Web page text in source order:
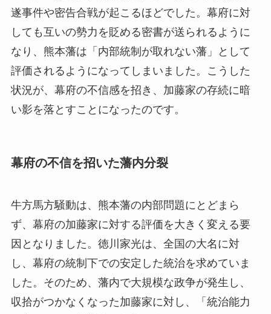
遂事件や密告合戦が起こるほどでした。幕府に対
しても互いの勢力を貶める密書が送られるように
なり、熊本藩は「内部統制が取れない藩」として
評価されるようになってしまいました。こうした
状況が、幕府の不信感を招き、加藤家の存続に暗
い影を落とすことになったのです。
幕府の不信を招いた藩内分裂
牛方馬方騒動は、熊本藩の内部問題にとどまら
ず、幕府の加藤家に対する評価を大きく変える要
因となりました。徳川家光は、全国の大名に対
し、幕府の統制下での安定した統治を求めていま
した。そのため、藩内で大規模な政争が発生し、
収拾がつかなくなった加藤家に対し、「統治能力